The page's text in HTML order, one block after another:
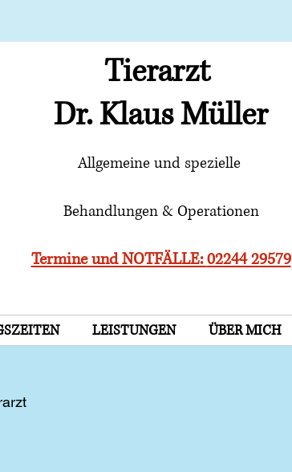
Tierarzt
Dr.KlausMüller
Allgemeine und spezielle
Behandlungen & Operationen
Termine und NOTFÄLLE:02244 29579
LEISTUNGEN ÜBER MICH